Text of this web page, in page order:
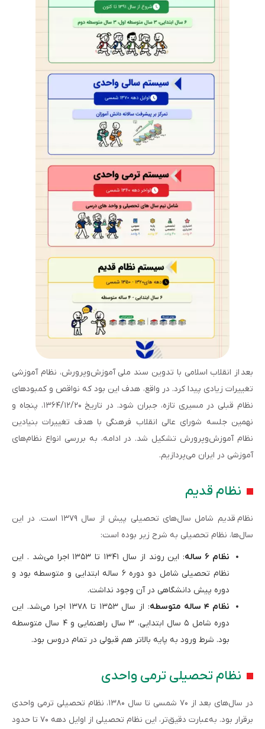
بعد از انقلاب اسلامی با تدوین سند ملی آموزش‌وپرورش، نظام آموزشی
تغییرات زیادی پیدا کرد. در واقع، هدف این بود که نواقص و کمبودهای
نظام قبلی در مسیری تازه، جبران شود. در تاریخ ۱۳۶۴/۱۲/۲۰، پنجاه و
نهمین جلسه شورای عالی انقلاب فرهنگی با هدف تغییرات بنیادین
نظام آموزش‌وپرورش تشکیل شد. در ادامه، به بررسی انواع نظام‌های
آموزشی در ایران می‌پردازیم.
نظام قدیم
نظام قدیم شامل سال‌های تحصیلی پیش از سال ۱۳۷۹ است. در این
سال‌ها، نظام تحصیلی به شرح زیر بوده است:
نظام ۶ ساله
: این روند از سال ۱۳۴۱ تا ۱۳۵۳ اجرا می‌شد . این
نظام تحصیلی شامل دو دوره ۶ ساله ابتدایی و متوسطه بود و
دوره پیش دانشگاهی در آن وجود نداشت.
نظام ۴ ساله متوسطه
: از سال ۱۳۵۳ تا ۱۳۷۸ اجرا می‌شد. این
دوره شامل ۵ سال ابتدایی، ۳ سال راهنمایی و ۴ سال متوسطه
بود. شرط ورود به پایه بالاتر هم قبولی در تمام دروس بود.
نظام تحصیلی ترمی واحدی
در سال‌های بعد از ۷۰ شمسی تا سال ۱۳۸۰، نظام تحصیلی ترمی‌ واحدی
برقرار بود. به‌عبارت دقیق‌تر، این نظام تحصیلی از اوایل دهه ۷۰ تا حدود